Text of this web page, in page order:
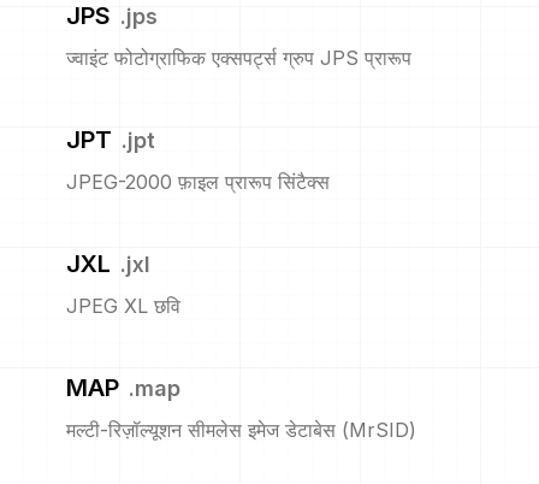
JPS .jps
ज्वाइंट फोटोग्राफिक एक्सपर्ट्स ग्रुप JPS प्रारूप
JPT .jpt
JPEG-2000 फ़ाइल प्रारूप सिंटैक्स
JXL .jxl
JPEG XL छवि
MAP .map
मल्टी-रिज़ॉल्यूशन सीमलेस इमेज डेटाबेस (MrSID)